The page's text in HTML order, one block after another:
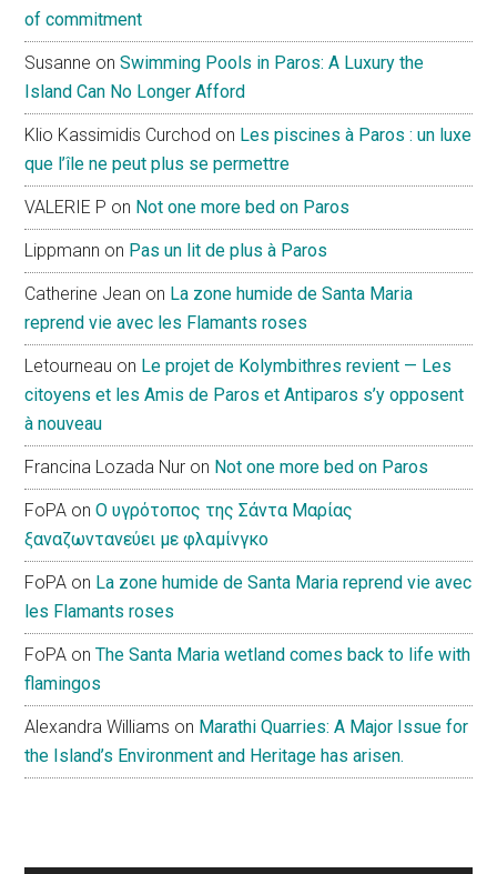
of commitment
Susanne onSwimming Pools in Paros: A Luxury the
Island Can No Longer Afford
Klio Kassimidis Curchod on Les piscines à Paros : un luxe
que l’île ne peut plus se permettre
VALERIE P on Not one more bed on Paros
Lippmann on Pas un lit de plus à Paros
Catherine Jean on La zone humide de Santa Maria
reprend vie avec les Flamants roses
Letourneau on Le projet de Kolymbithres revient — Les
citoyens et les Amis de Paros et Antiparos s’y opposent
à nouveau
Francina Lozada Nur on Not one more bed on Paros
FoPA onΟ υγρότοπος της Σάντα Μαρίας
ξαναζωντανεύει με φλαμίνγκο
FoPA on La zone humide de Santa Maria reprend vie avec
les Flamants roses
FoPA onThe Santa Maria wetland comes back to life with
flamingos
Alexandra Williams on Marathi Quarries: A Major Issue for
the Island’s Environment and Heritage has arisen.